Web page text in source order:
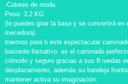
-Colores de moda.
Peso: 3.2 KG
(le puedes girar la base y se convertirá en
mecedora)
traemos para ti este espectacular
bastante llamativo. es el caminado
cómodo y seguro gracias a sus 8 ruedas
desplazamiento, además su bandeja
mantener activa su imaginación.